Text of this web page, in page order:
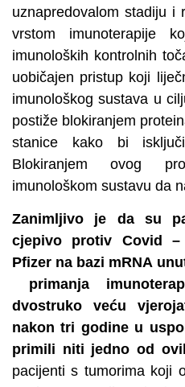
uznapredovalom stadiju i
vrstom imunoterapije
imunoloških kontrolnih
uobičajen pristup koji
imunološkog sustava u
postiže blokiranjem
stanice kako bi
Blokiranjem ovog
imunološkom sustavu da
Zanimljivo je da su
cjepivo protiv Covid
Pfizer na bazi mRNA
primanja
dvostruko veću
nakon tri godine u
primili niti jedno od
pacijenti s tumorima koji